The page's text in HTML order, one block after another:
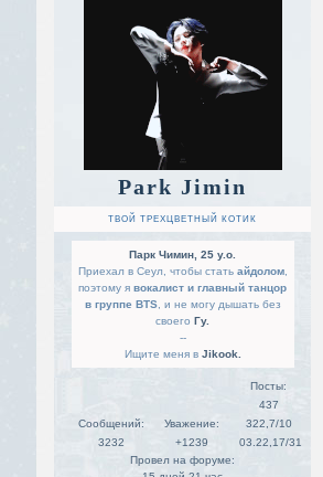
Park Jimin
ТВОЙ ТРЕХЦВЕТНЫЙ КОТИК
Парк Чимин, 25 y.o.
Приехал в Сеул, чтобы стать айдолом,
поэтому я вокалист и главный танцор
в группе BTS, и не могу дышать без
своего Гу.
--
Ищите меня в Jikook.
Сообщений:
3232
Уважение:
+1239
Посты:
437
322,7/10
03.22,17/31
Провел на форуме: